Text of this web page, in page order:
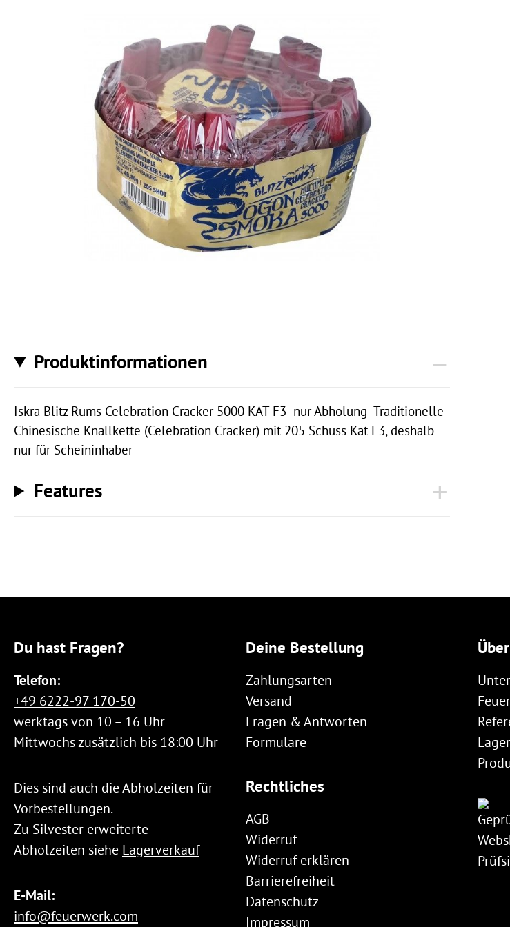
Produktinformationen
Iskra Blitz Rums Celebration Cracker 5000 KAT F3 -nur Abholung- Traditionelle
Chinesische Knallkette (Celebration Cracker) mit 205 Schuss Kat F3, deshalb
nur für Scheininhaber
Features
Du hast Fragen?
Telefon:
+49 6222-97 170-50
werktags von 10 – 16 Uhr
Mittwochs zusätzlich bis 18:00 Uhr
Dies sind auch die Abholzeiten für
Vorbestellungen.
Zu Silvester erweiterte
Abholzeiten siehe Lagerverkauf
E-Mail:
info@feuerwerk.com
Deine Bestellung
Zahlungsarten
Versand
Fragen & Antworten
Formulare
Rechtliches
AGB
Widerruf
Widerruf erklären
Barrierefreiheit
Datenschutz
Impressum